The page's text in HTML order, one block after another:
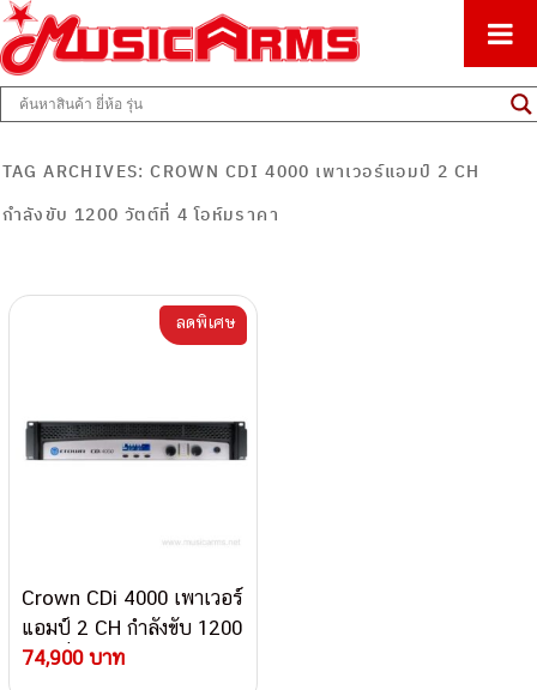
Music Arms
ศูนย์รวมครื่องดนตรีทุกชนิด ตั้งแต่เริ่มต้นถึงมืออาชีพ
TAG ARCHIVES:CROWN CDI 4000 เพาเวอร์แอมป์ 2 CH
กำลังขับ 1200 วัตต์ที่ 4 โอห์มราคา
Crown CDi 4000 เพาเวอร์
แอมป์ 2 CH กำลังขับ 1200
วัตต์ที่ 4 โอห์ม
74,900 บาท
ลดพิเศษ